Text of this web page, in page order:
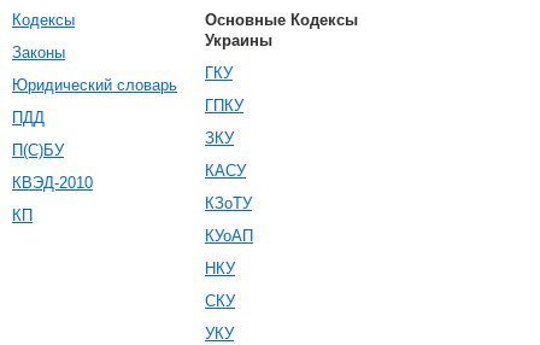
Кодексы
Законы
Юридический словарь
ПДД
П(С)БУ
КВЭД-2010
КП
Основные Кодексы
Украины
ГКУ
ГПКУ
ЗКУ
КАСУ
КЗоТУ
КУоАП
НКУ
СКУ
УКУ